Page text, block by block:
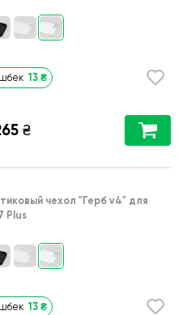
13 ₴
₴
чехол "Герб v4" для
Plus
13 ₴